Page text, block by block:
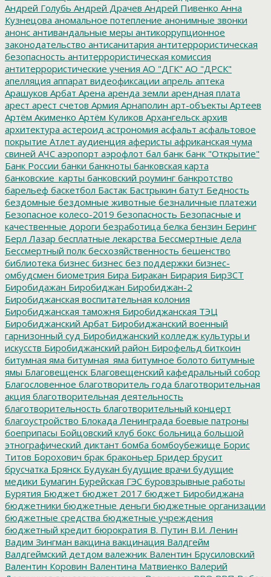
Андрей Голубь Андрей Драчев Андрей Пивенко Анна
Кузнецова аномальное потепление анонимные звонки
анонс антивандальные меры антикоррупционное
законодательство антисанитария антитеррористическая
безопасность антитеррористическая комиссия
антитеррористические учения АО "ДГК" АО "ДРСК"
апелляция аппарат видеофиксации апрель аптека
Арашуков Арбат Арена аренда земли арендная плата
арест арест счетов Армия Арнаполин арт-объекты Артеев
Артём Акименко Артём Куликов Архангельск архив
архитектура астероид астрономия асфальт асфальтовое
покрытие Атлет аудиенция аферисты африканская чума
свиней АЧС аэропорт аэрофлот бал банк банк "Открытие"
Банк России банки банкноты банковская карта
банковские_карты банковский роуминг банкротство
барельеф баскетбол Бастак Бастрыкин батут Бедность
бездомные бездомные животные безналичные платежи
Безопасное колесо-2019 безопасность Безопасные и
качественные дороги безработица белка бензин Беринг
Берл Лазар бесплатные лекарства Бессмертные дела
Бессмертный полк бесхозяйственность бешенство
библиотека бизнес бизнес без поддержки бизнес-
омбудсмен биометрия Бира Биракан Бирария БирЗСТ
Биробидажан Биробиджан Биробиджан-2
Биробиджанская воспитательная колония
Биробиджанская таможня Биробиджанская ТЭЦ
Биробиджанский Арбат Биробиджанский военный
гарнизонный суд Биробиджанский колледж культуры и
искусств Биробиджанский район Бирофельд биткоин
битумная яма битумная_яма битумное болото битумные
ямы Благовещенск Благовещенский кафедральный собор
Благословенное благотворитель года благотворительная
акция благотворительная деятельность
благотворительность благотворительный концерт
благоустройство Блокада Ленинграда боевые патроны
боеприпасы Бойцовский клуб бокс больница большой
этнографический диктант бомба бомбоубежище Борис
Титов Борохович брак браконьер Бридер брусит
брусчатка Брянск Будукан будущие врачи будущие
медики Бумагин Бурейская ГЭС буровзрывные работы
Бурятия Бюджет бюджет 2017 бюджет Биробиджана
бюджетники бюджетные деньги бюджетные организации
бюджетные средства бюджетные учреждения
бюджетный кредит бюрократия В. Путин В.И. Ленин
Вадим Зингман вакцина вакцинация Валдгейм
Валдгеймский детдом валежник Валентин Брусиловский
Валентин Коровин Валентина Матвиенко Валерий